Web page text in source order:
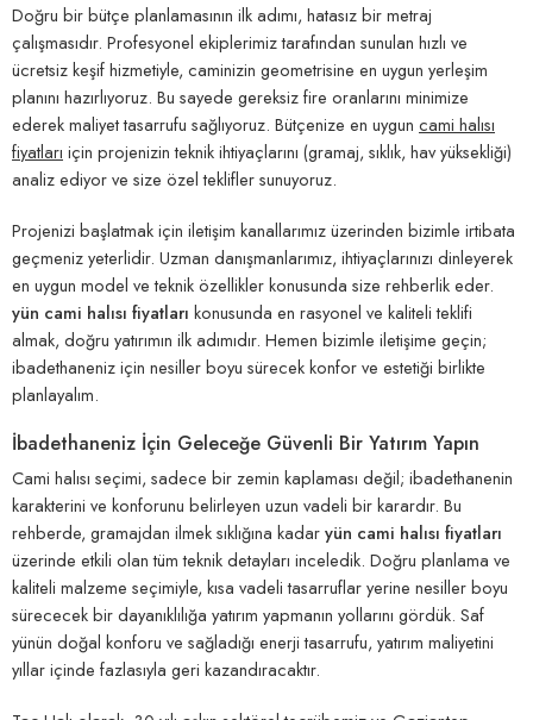
Doğru bir bütçe planlamasının ilk adımı, hatasız bir metraj
çalışmasıdır. Profesyonel ekiplerimiz tarafından sunulan hızlı ve
ücretsiz keşif hizmetiyle, caminizin geometrisine en uygun yerleşim
planını hazırlıyoruz. Bu sayede gereksiz fire oranlarını minimize
ederek maliyet tasarrufu sağlıyoruz. Bütçenize en uygun cami halısı
fiyatları için projenizin teknik ihtiyaçlarını (gramaj, sıklık, hav yüksekliği)
analiz ediyor ve size özel teklifler sunuyoruz.
Projenizi başlatmak için iletişim kanallarımız üzerinden bizimle irtibata
geçmeniz yeterlidir. Uzman danışmanlarımız, ihtiyaçlarınızı dinleyerek
en uygun model ve teknik özellikler konusunda size rehberlik eder.
yün cami halısı fiyatları konusunda en rasyonel ve kaliteli teklifi
almak, doğru yatırımın ilk adımıdır. Hemen bizimle iletişime geçin;
ibadethaneniz için nesiller boyu sürecek konfor ve estetiği birlikte
planlayalım.
İbadethaneniz İçin Geleceğe Güvenli Bir Yatırım Yapın
Cami halısı seçimi, sadece bir zemin kaplaması değil; ibadethanenin
karakterini ve konforunu belirleyen uzun vadeli bir karardır. Bu
rehberde, gramajdan ilmek sıklığına kadaryün cami halısı fiyatları
üzerinde etkili olan tüm teknik detayları inceledik. Doğru planlama ve
kaliteli malzeme seçimiyle, kısa vadeli tasarruflar yerine nesiller boyu
sürececek bir dayanıklılığa yatırım yapmanın yollarını gördük. Saf
yünün doğal konforu ve sağladığı enerji tasarrufu, yatırım maliyetini
yıllar içinde fazlasıyla geri kazandıracaktır.